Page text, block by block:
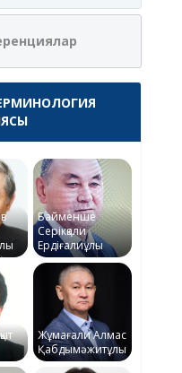
Байменше
Серікқали
Ердіғалиұлы
Жұмағали Алмас
Қабдымәжитұлы